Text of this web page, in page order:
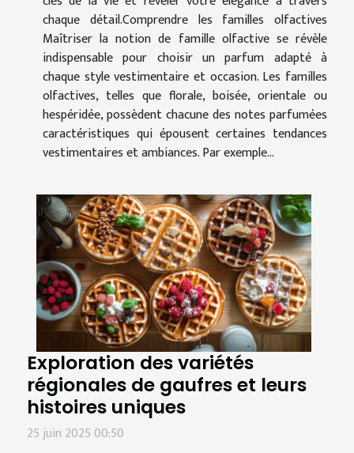
chaque détail.Comprendre les familles olfactives
Maîtriser la notion de famille olfactive se révèle
indispensable pour choisir un parfum adapté à
chaque style vestimentaire et occasion. Les familles
olfactives, telles que florale, boisée, orientale ou
hespéridée, possèdent chacune des notes parfumées
caractéristiques qui épousent certaines tendances
vestimentaires et ambiances. Par exemple...
Exploration des variétés
régionales de gaufres et leurs
histoires uniques
25 juin 2025 00:50